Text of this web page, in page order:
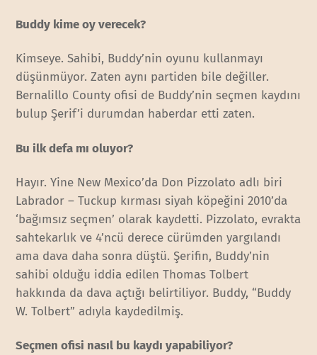
Buddy kime oy verecek?
Kimseye. Sahibi, Buddy’nin oyunu kullanmayı
düşünmüyor. Zaten aynı partiden bile değiller.
Bernalillo County ofisi de Buddy’nin seçmen kaydını
bulup Şerif’i durumdan haberdar etti zaten.
Bu ilk defa mı oluyor?
Hayır. Yine New Mexico’da Don Pizzolato adlı biri
Labrador – Tuckup kırması siyah köpeğini 2010’da
‘bağımsız seçmen’ olarak kaydetti. Pizzolato, evrakta
sahtekarlık ve 4’ncü derece cürümden yargılandı
ama dava daha sonra düştü. Şerifin, Buddy’nin
sahibi olduğu iddia edilen Thomas Tolbert
hakkında da dava açtığı belirtiliyor. Buddy, “Buddy
W. Tolbert” adıyla kaydedilmiş.
Seçmen ofisi nasıl bu kaydı yapabiliyor?